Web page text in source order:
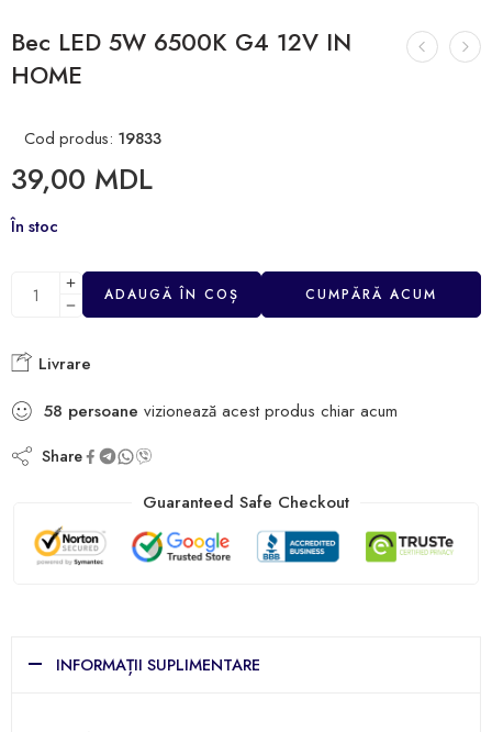
Bec LED 5W 6500K G4 12V IN
HOME
Cod produs: 19833
39,00 MDL
În stoc
ADAUGĂ ÎN COȘ CUMPĂRĂ ACUM
Livrare
58 persoane vizionează acest produs chiar acum
Share
Guaranteed Safe Checkout
INFORMAȚII SUPLIMENTARE